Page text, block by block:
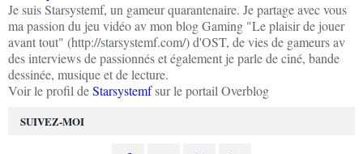
SUIVEZ-MOI
Je suis Starsystemf, un gameur quarantenaire. Je partage avec vous
ma passion du jeu vidéo av mon blog Gaming "Le plaisir de jouer
avant tout" (http://starsystemf.com/) d'OST, de vies de gameurs av
des interviews de passionnés et également je parle de ciné, bande
dessinée, musique et de lecture.
Voir le profil deStarsystemfsur le portail Overblog